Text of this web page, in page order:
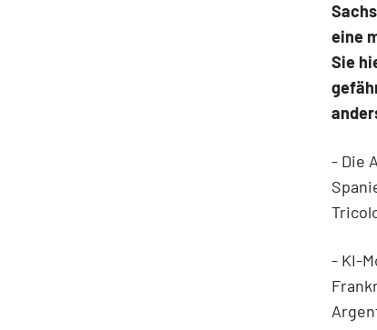
eine
Sie
- Die
- KI-